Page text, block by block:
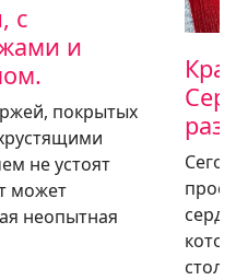
с
и
покрытых
не устоят
может
неопытная
стол.